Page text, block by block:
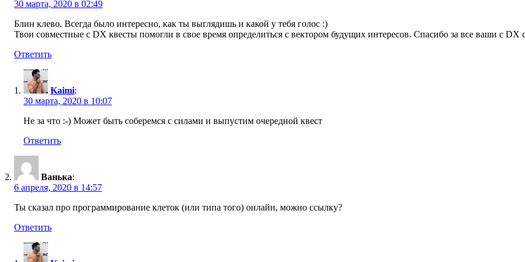
30 марта, 2020 в 02:49
Блин клево. Всегда было интересно, как ты выглядишь и какой у тебя голос :)
Твои совместные с DX квесты помогли в свое время определиться с вектором будущих интересов. Спасибо за все ваши с DX
Ответить
Kaimi:
30 марта, 2020 в 10:07
Не за что :-) Может быть соберемся с силами и выпустим очередной квест
Ответить
Ванька:
6 апреля, 2020 в 14:57
Ты сказал про программирование клеток (или типа того) онлайн, можно ссылку?
Ответить